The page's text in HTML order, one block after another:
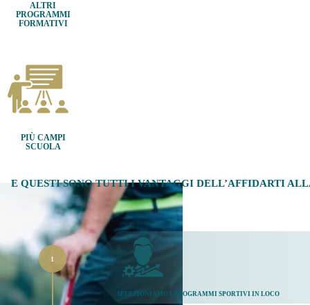
ALTRI
PROGRAMMI
FORMATIVI
PIÙ CAMPI
SCUOLA
E QUESTI SONO TUTTI I VANTAGGI DELL’AFFIDARTI
SELEZIONIAMO I PROGRAMMI SPORTIVI IN LOCO